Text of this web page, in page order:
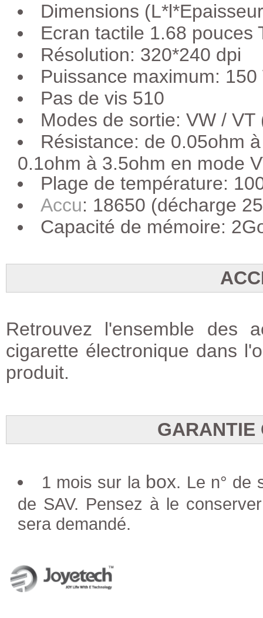
Dimensions
Ecran tactile 1.68 pouces
Résolution: 320*240 dpi
Puissance maximum: 150
Pas de vis 510
Modes de sortie: VW /
Résistance: de 0.05ohm
0.1ohm à 3.5ohm en mode
Plage de température:
Accu: 18650 (décharge
Capacité de mémoire:
Retrouvez l'ensemble des
cigarette électronique dans
produit.
GARANTIE
1 mois sur la box. Le n° de
de SAV. Pensez à le
sera demandé.